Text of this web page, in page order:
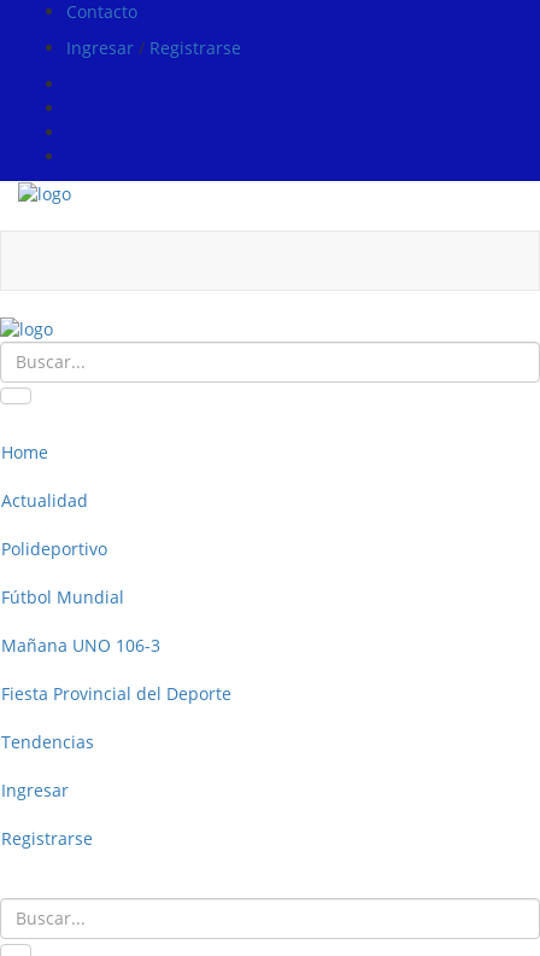
Contacto
Ingresar / Registrarse
Home
Actualidad
Polideportivo
Fútbol Mundial
Mañana UNO 106-3
Fiesta Provincial del Deporte
Tendencias
Ingresar
Registrarse